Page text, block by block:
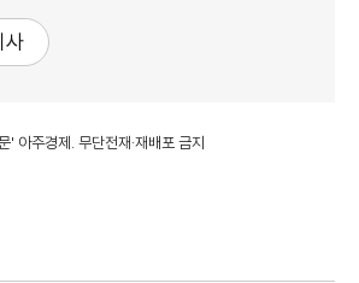
사
아주경제. 무단전재·재배포 금지